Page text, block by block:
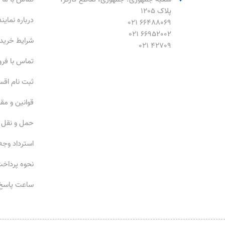
پلاک 1205
66488069 021
66952002 021
42709 021
درباره
شرایط
تماس با
ثبت نام
قوانین و
حمل و نقل
استرداد
نحوه
ساعت